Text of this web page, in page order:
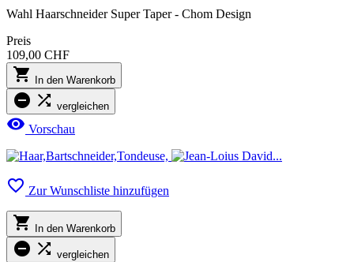
Wahl Haarschneider Super Taper - Chom Design
Preis
109,00 CHF
 In den Warenkorb
  vergleichen
 Vorschau
 Zur Wunschliste hinzufügen
 In den Warenkorb
  vergleichen